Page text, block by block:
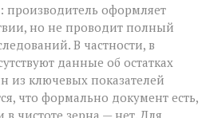
производитель оформляет
но не проводит полный
В частности, в
данные об остатках
из ключевых показателей
что формально документ есть,
чистоте зерна — нет. Для